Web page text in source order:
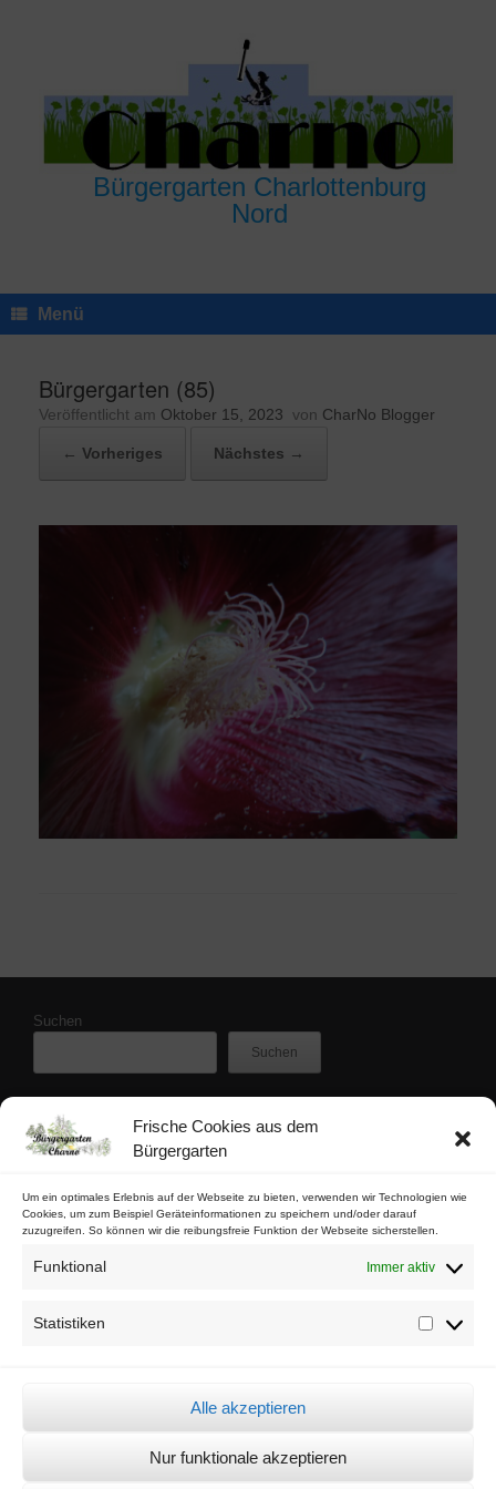
Frische Cookies aus dem
Bürgergarten
Um ein optimales Erlebnis auf der Webseite zu bieten, verwenden wir Technologien wie
Cookies, um zum Beispiel Geräteinformationen zu speichern und/oder darauf
zuzugreifen. So können wir die reibungsfreie Funktion der Webseite sicherstellen.
Funktional Immer aktiv
Statistiken
Alle akzeptieren
Nur funktionale akzeptieren
Bürgergarten Charlottenburg
Nord
Menü
Bürgergarten (85)
Veröffentlicht am Oktober 15, 2023 von CharNo Blogger
← Vorheriges Nächstes →
Suchen
Suchen
Zuletzt veröffentlicht
Buschfunk-Rezensionen: Gartenkrimis von Maren Gießwald
Buschfunk-Rezensionen: Gartenkrimis von Martina Parker
Buschfunk-Rezensionen: Schrebergartenkrimis von Mona Nikolay
Tschaabgsi-Körbchen